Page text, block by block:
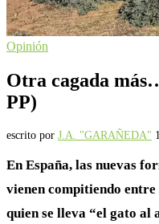
Opinión
Otra cagada
PP)
escrito por J.A. "GARAÑEDA"
En España, las nuevas
vienen compitiendo
quien se lleva “el gato al